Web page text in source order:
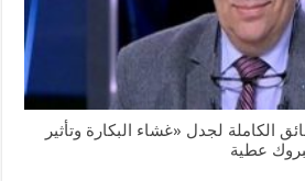
الكاملة لجدل «غشاء البكارة وتأثير
عطية